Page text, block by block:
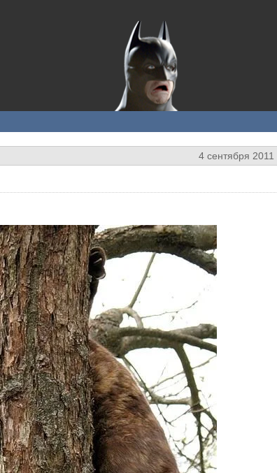
4 сентября 2011